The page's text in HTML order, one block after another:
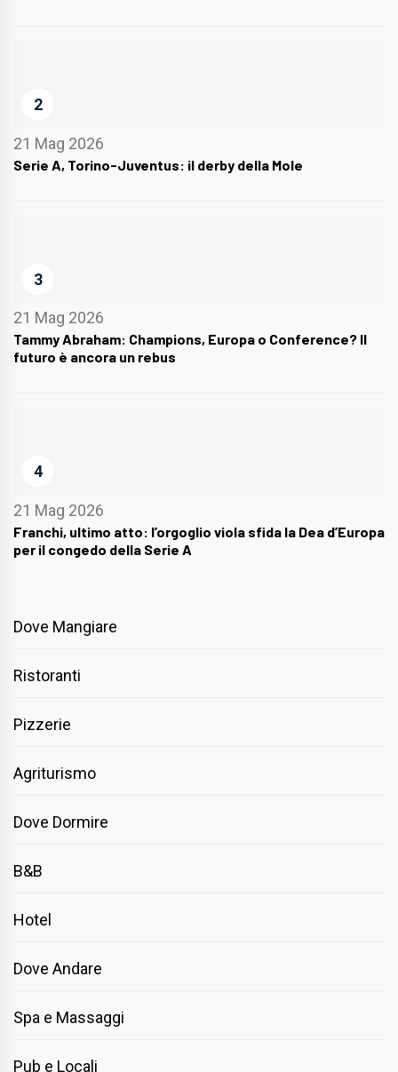
2
21 Mag 2026
Serie A, Torino-Juventus: il derby della Mole
3
21 Mag 2026
Tammy Abraham: Champions, Europa o Conference? Il
futuro è ancora un rebus
4
21 Mag 2026
Franchi, ultimo atto: l’orgoglio viola sfida la Dea d’Europa
per il congedo della Serie A
Dove Mangiare
Ristoranti
Pizzerie
Agriturismo
Dove Dormire
B&B
Hotel
Dove Andare
Spa e Massaggi
Pub e Locali